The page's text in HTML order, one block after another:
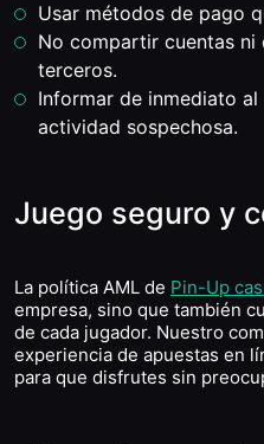
Usar métodos de pago
No compartir cuentas
terceros.
Informar de inmediato
actividad sospechosa.
Juego seguro y
La política AML de Pin-Up
empresa, sino que también
de cada jugador. Nuestro
experiencia de apuestas en
para que disfrutes sin